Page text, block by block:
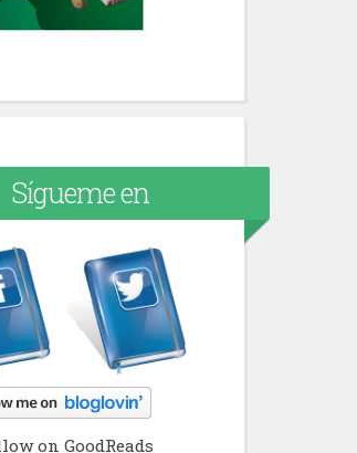
Sígueme en